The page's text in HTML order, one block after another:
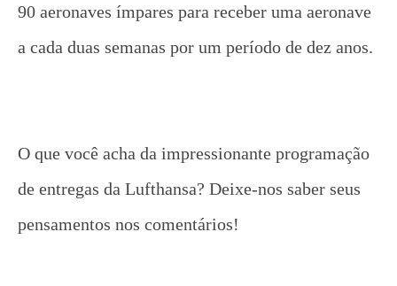
90 aeronaves ímpares para receber uma aeronave
a cada duas semanas por um período de dez anos.
O que você acha da impressionante programação
de entregas da Lufthansa? Deixe-nos saber seus
pensamentos nos comentários!